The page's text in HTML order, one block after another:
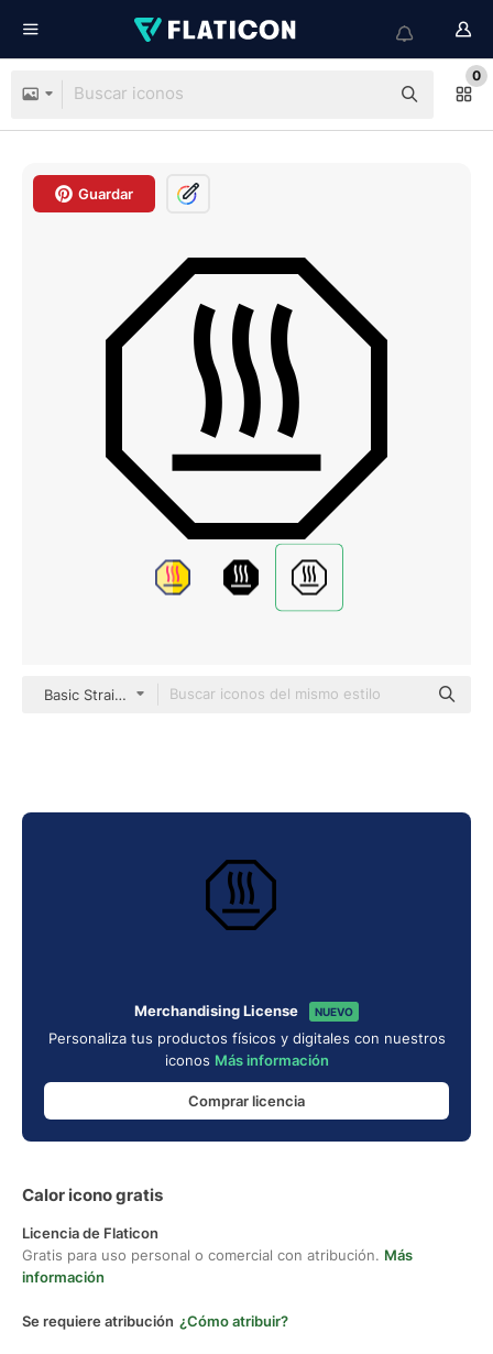
0
Guardar
Basic Straight Lineal
Merchandising License NUEVO
Personaliza tus productos físicos y digitales con nuestros
iconos Más información
Comprar licencia
Calor icono gratis
Licencia de Flaticon
Gratis para uso personal o comercial con atribución. Más
información
Se requiere atribución ¿Cómo atribuir?